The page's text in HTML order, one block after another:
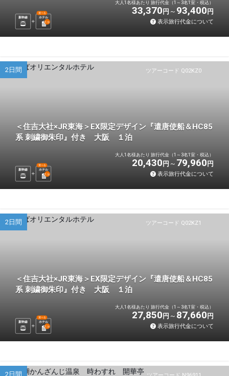
新幹線 ホテル
選べる
1 泊
大人1名様あたり 旅行代金（1～3名1室・税込）
33,370 円 93,400 円
表示旅行代金について
ツアーコード Q02KZ0
2日間
＜住吉大社×JR東海＞EX限定デザイン『遣唐使船＆HC85
系 刺繍御朱印』付き 大阪 １泊
新幹線 ホテル
選べる
1 泊
大人1名様あたり 旅行代金（1～3名1室・税込）
20,430 円 79,960 円
表示旅行代金について
ツアーコード Q02KZ1
2日間
＜住吉大社×JR東海＞EX限定デザイン『遣唐使船＆HC85
系 刺繍御朱印』付き 大阪 １泊
新幹線 ホテル
選べる
1 泊
大人1名様あたり 旅行代金（1～3名1室・税込）
27,850 円 87,660 円
表示旅行代金について
2日間